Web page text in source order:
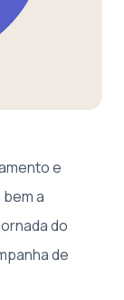
e
a
do
de